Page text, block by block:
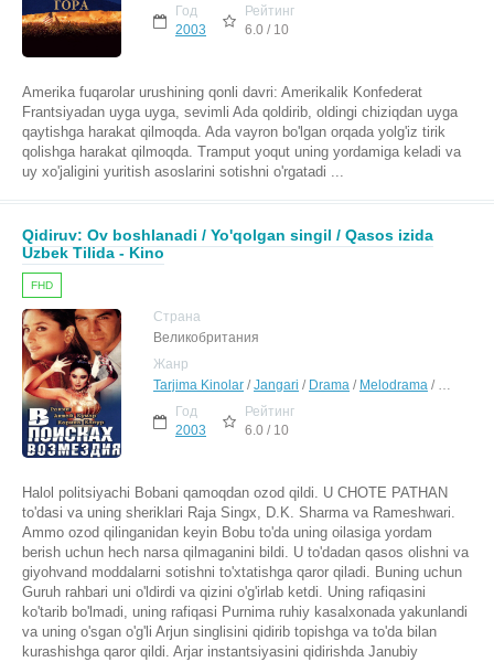
Год
2003
Рейтинг
6.0 / 10
Amerika fuqarolar urushining qonli davri: Amerikalik Konfederat
Frantsiyadan uyga uyga, sevimli Ada qoldirib, oldingi chiziqdan uyga
qaytishga harakat qilmoqda. Ada vayron bo'lgan orqada yolg'iz tirik
qolishga harakat qilmoqda. Tramput yoqut uning yordamiga keladi va
uy xo'jaligini yuritish asoslarini sotishni o'rgatadi ...
Qidiruv: Ov boshlanadi / Yo'qolgan singil / Qasos izida
Uzbek Tilida - Kino
FHD
Страна
Великобритания
Жанр
Tarjima Kinolar /Jangari / Drama / Melodrama / Hind
Год
2003
Рейтинг
6.0 / 10
Halol politsiyachi Bobani qamoqdan ozod qildi. U CHOTE PATHAN
to'dasi va uning sheriklari Raja Singx, D.K. Sharma va Rameshwari.
Ammo ozod qilinganidan keyin Bobu to'da uning oilasiga yordam
berish uchun hech narsa qilmaganini bildi. U to'dadan qasos olishni va
giyohvand moddalarni sotishni to'xtatishga qaror qiladi. Buning uchun
Guruh rahbari uni o'ldirdi va qizini o'g'irlab ketdi. Uning rafiqasini
ko'tarib bo'lmadi, uning rafiqasi Purnima ruhiy kasalxonada yakunlandi
va uning o'sgan o'g'li Arjun singlisini qidirib topishga va to'da bilan
kurashishga qaror qildi. Arjar instantsiyasini qidirishda Janubiy